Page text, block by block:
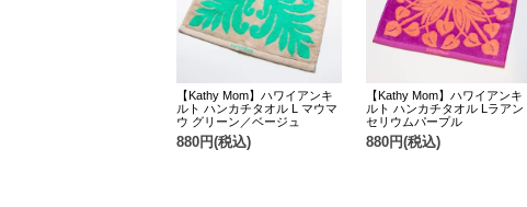
【Kathy Mom】ハワイアンキ
ルト ハンカチタオル L マウマ
ウ グリーン／ベージュ
880円(税込)
【Kathy Mom】ハワイアンキ
ルト ハンカチタオル Lラアン
セリウムパープル
880円(税込)